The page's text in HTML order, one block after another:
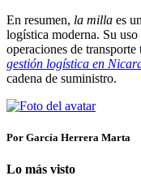
En resumen, la milla es
logística moderna. Su
operaciones de
gestión logística en
cadena de suministro.
Por García Herrera Marta
Lo más visto